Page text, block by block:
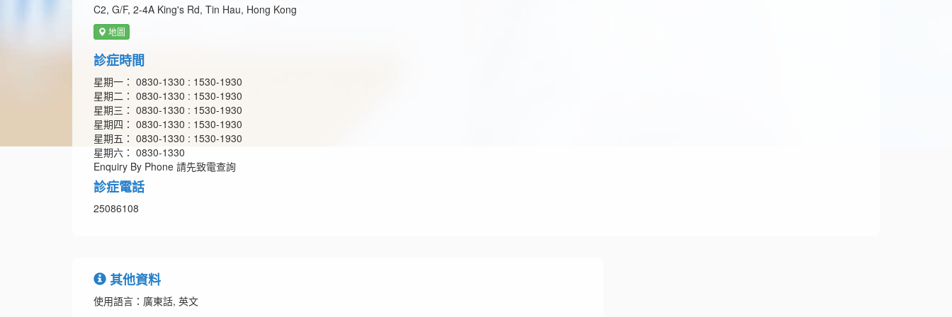
C2, G/F, 2-4A King's Rd, Tin Hau, Hong Kong
地圖
診症時間
星期一： 0830-1330 : 1530-1930
星期二： 0830-1330 : 1530-1930
星期三： 0830-1330 : 1530-1930
星期四： 0830-1330 : 1530-1930
星期五： 0830-1330 : 1530-1930
星期六： 0830-1330
Enquiry By Phone 請先致電查詢
診症電話
25086108
其他資料
使用語言：廣東話, 英文